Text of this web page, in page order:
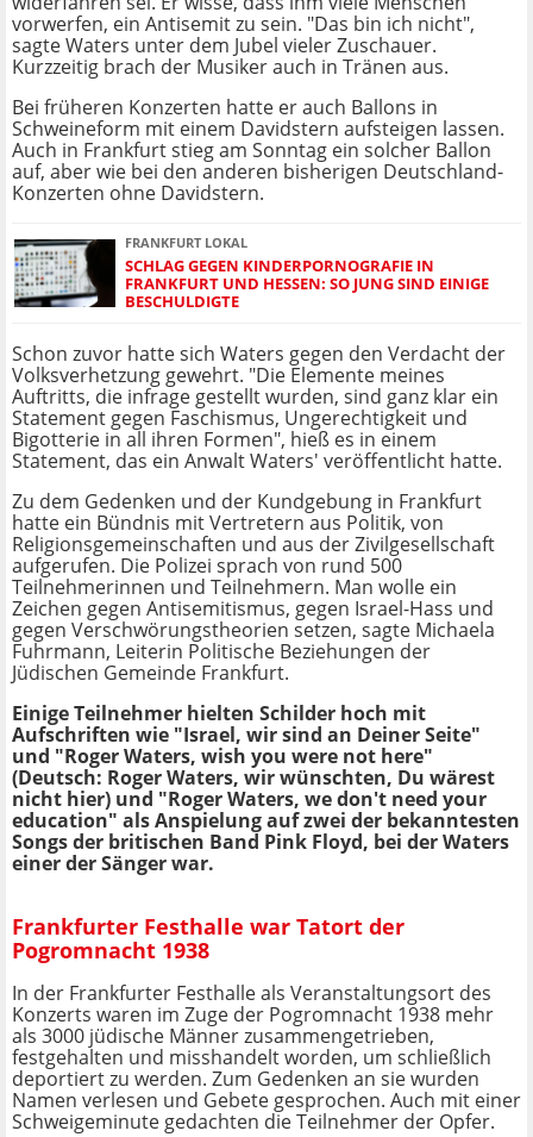
vorwerfen, ein Antisemit zu sein. "Das bin ich nicht",
sagte Waters unter dem Jubel vieler Zuschauer.
Kurzzeitig brach der Musiker auch in Tränen aus.
Bei früheren Konzerten hatte er auch Ballons in
Schweineform mit einem Davidstern aufsteigen lassen.
Auch in Frankfurt stieg am Sonntag ein solcher Ballon
auf, aber wie bei den anderen bisherigen Deutschland-
Konzerten ohne Davidstern.
FRANKFURT LOKAL
SCHLAG GEGEN KINDERPORNOGRAFIE IN
FRANKFURT UND HESSEN: SO JUNG SIND EINIGE
BESCHULDIGTE
Schon zuvor hatte sich Waters gegen den Verdacht der
Volksverhetzung gewehrt. "Die Elemente meines
Auftritts, die infrage gestellt wurden, sind ganz klar ein
Statement gegen Faschismus, Ungerechtigkeit und
Bigotterie in all ihren Formen", hieß es in einem
Statement, das ein Anwalt Waters' veröffentlicht hatte.
Zu dem Gedenken und der Kundgebung in Frankfurt
hatte ein Bündnis mit Vertretern aus Politik, von
Religionsgemeinschaften und aus der Zivilgesellschaft
aufgerufen. Die Polizei sprach von rund 500
Teilnehmerinnen und Teilnehmern. Man wolle ein
Zeichen gegen Antisemitismus, gegen Israel-Hass und
gegen Verschwörungstheorien setzen, sagte Michaela
Fuhrmann, Leiterin Politische Beziehungen der
Jüdischen Gemeinde Frankfurt.
Einige Teilnehmer hielten Schilder hoch mit
Aufschriften wie "Israel, wir sind an Deiner Seite"
und "Roger Waters, wish you were not here"
(Deutsch: Roger Waters, wir wünschten, Du wärest
nicht hier) und "Roger Waters, we don't need your
education" als Anspielung auf zwei der bekanntesten
Songs der britischen Band Pink Floyd, bei der Waters
einer der Sänger war.
Frankfurter Festhalle war Tatort der
Pogromnacht 1938
In der Frankfurter Festhalle als Veranstaltungsort des
Konzerts waren im Zuge der Pogromnacht 1938 mehr
als 3000 jüdische Männer zusammengetrieben,
festgehalten und misshandelt worden, um schließlich
deportiert zu werden. Zum Gedenken an sie wurden
Namen verlesen und Gebete gesprochen. Auch mit einer
Schweigeminute gedachten die Teilnehmer der Opfer.